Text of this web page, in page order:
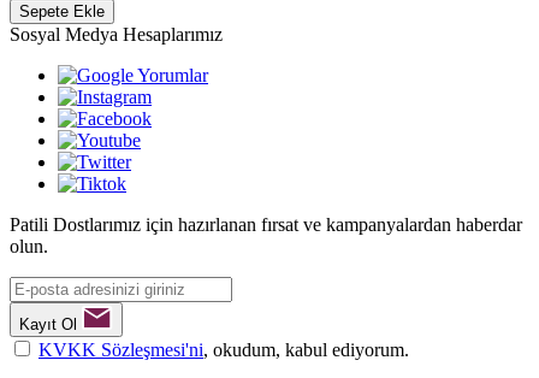
Sepete Ekle
Sosyal Medya Hesaplarımız
Patili Dostlarımız için hazırlanan fırsat ve kampanyalardan haberdar
olun.
Kayıt Ol
KVKK Sözleşmesi'ni, okudum, kabul ediyorum.